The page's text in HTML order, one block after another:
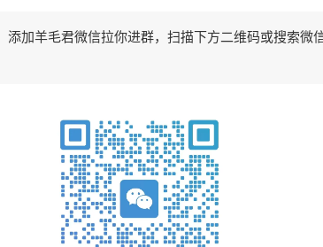
加羊毛君微信拉你进群，扫描下方二维码或搜索微